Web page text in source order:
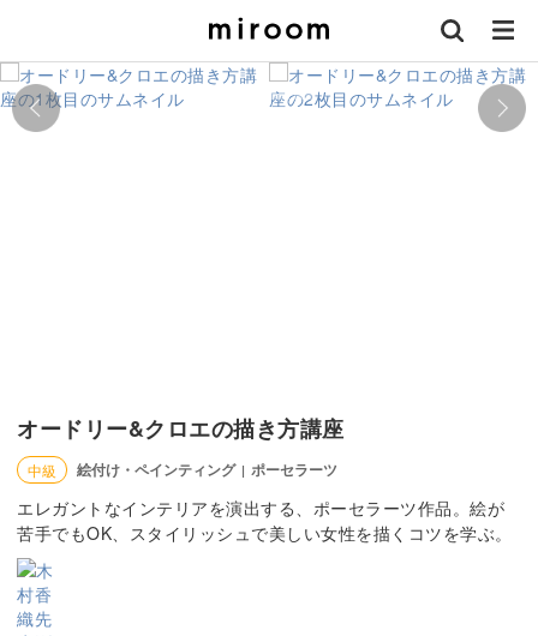
オードリー&クロエの描き方講座
中級 絵付け・ペインティング | ポーセラーツ
エレガントなインテリアを演出する、ポーセラーツ作品。絵が
苦手でもOK、スタイリッシュで美しい女性を描くコツを学ぶ。